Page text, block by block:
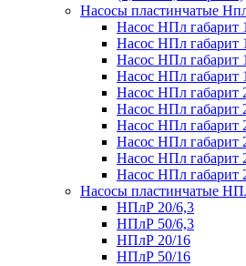
Насосы пластинчатые
Насос НПл габарит
Насос НПл габарит
Насос НПл габарит
Насос НПл габарит
Насос НПл габарит
Насос НПл габарит
Насос НПл габарит
Насос НПл габарит
Насос НПл габарит
Насос НПл габарит
Насосы пластинчатые
НПлР 20/6,3
НПлР 50/6,3
НПлР 20/16
НПлР 50/16